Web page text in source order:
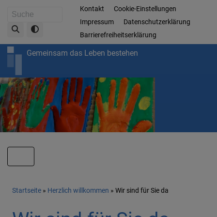
zum
Inhalt
Suche Fußbereichsmenü
Kontakt
Cookie-Einstellungen
Impressum
Datenschutzerklärung
Barrierefreiheitserklärung
Gemeinsam das Leben bestehen
Breadcrumb
Startseite Herzlich willkommen Wir sind für Sie da